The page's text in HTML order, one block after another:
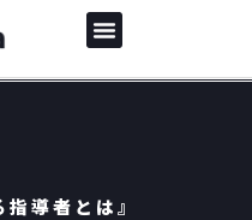
導者とは』